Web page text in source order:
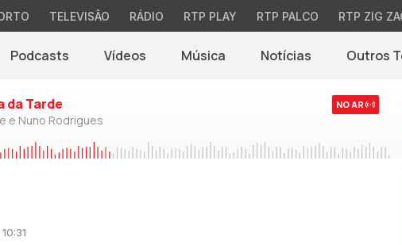
TELEVISÃO RÁDIO RTP PLAY RTP PALCO RTP ZIG
Podcasts Vídeos Música Notícias(abre em nova
Outros
da Tarde
e Nuno Rodrigues
NO AR